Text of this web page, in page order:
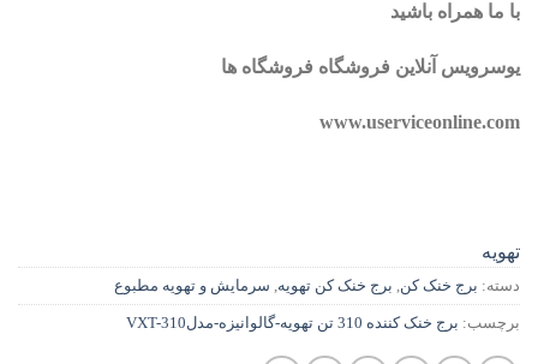
با ما همراه باشید
یوسرویس آنلاین فروشگاه فروشگاه ها
www.userviceonline.com
تهویه
دسته: برج خنک کن برج خنک کن تهویه سرمایش و تهویه مطبوع
برچسب: برج خنک کننده 310 تن تهویه-گالوانیزه-مدلVXT-310